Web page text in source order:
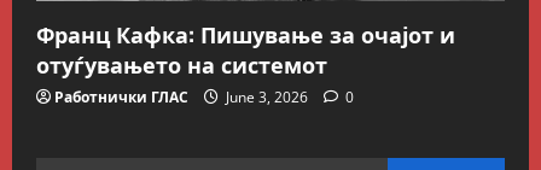
Франц Кафка: Пишување за очајот и
отуѓувањето на системот
Работнички ГЛАС June 3, 2026 0
Вести Македонија
ССМ: Потребно е предвремено
пензионирање, а не